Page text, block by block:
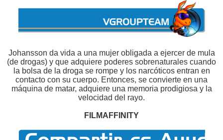
Johansson da vida a una mujer obligada a ejercer de mula
(de drogas) y que adquiere poderes sobrenaturales cuando
la bolsa de la droga se rompe y los narcóticos entran en
contacto con su cuerpo. Entonces, se convierte en una
máquina de matar, adquiere una memoria prodigiosa y la
velocidad del rayo.
FILMAFFINITY